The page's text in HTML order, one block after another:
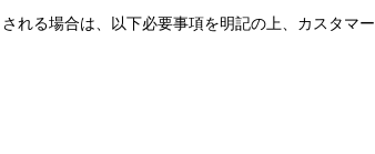
る場合は、以下必要事項を明記の上、カスタマ